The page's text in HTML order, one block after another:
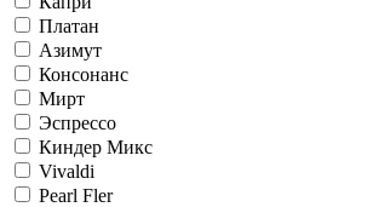
Платан
Азимут
Консонанс
Мирт
Эспрессо
Киндер Микс
Vivaldi
Pearl Fler